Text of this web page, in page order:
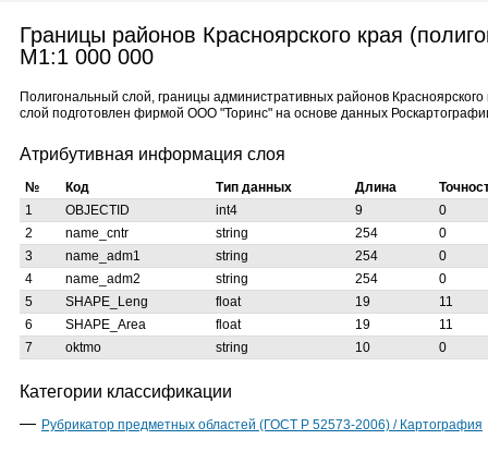
Границы районов Красноярского края
М1:1 000 000
Полигональный слой, границы административных районов
слой подготовлен фирмой ООО "Торинс" на основе данных
Атрибутивная информация слоя
№ Код Тип данных Длина
1
OBJECTID int4 9
0
2
name_cntr string 254
0
3
name_adm1 string 254
0
4
name_adm2 string 254
0
5
SHAPE_Leng float 19
11
6
SHAPE_Area float 19
11
7
oktmo string 10 0
Категории классификации
Рубрикатор предметных областей (ГОСТ Р 52573-2006) / Картография